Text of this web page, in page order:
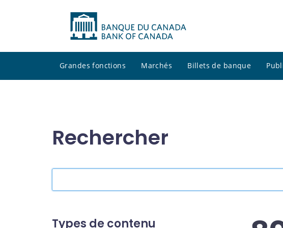
Grandes fonctions Marchés Billets de banque
Rechercher
site
Types de contenu